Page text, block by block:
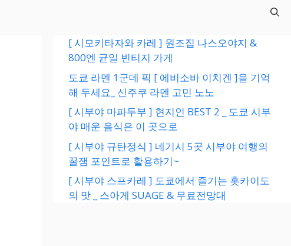
[ 시모키타자와 카레 ] 원조집 나스오야지 &
800엔 균일 빈티지 가게
도쿄 라멘 1군데 픽 [ 에비소바 이치겐 ]을 기억
해 두세요_ 신주쿠 라멘 고민 노노
[ 시부야 마파두부 ] 현지인 BEST 2 _ 도쿄 시부
야 매운 음식은 이 곳으로
[ 시부야 규탄정식 ] 네기시 5곳 시부야 여행의
꿀잼 포인트로 활용하기~
[ 시부야 스프카레 ] 도쿄에서 즐기는 홋카이도
의 맛 _ 스아게 SUAGE & 무료전망대